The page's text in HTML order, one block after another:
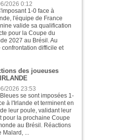
2026 0:12
1-0 face à
l'équipe de France
valide sa qualification
pour la Coupe du
2027 au Brésil. Au
difficile et
des joueuses
2026 23:53
se sont imposées 1-
à l'Irlande et terminent en
leur poule, validant leur
pour la prochaine Coupe
au Brésil. Réactions
Malard, ...